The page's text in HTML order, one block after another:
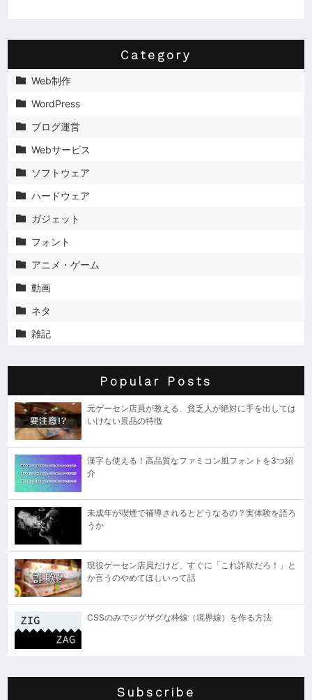
Category
 Web制作
 WordPress
 ブログ運営
 Webサービス
 ソフトウェア
 ハードウェア
 ガジェット
 フォント
 アニメ・ゲーム
 動画
 ネタ
 雑記
Popular Posts
元ゲーセン店員が教える、貧乏人が絶対に手を出しては
いけない景品の特徴
漢字も使える！高品質なファミコン風フォントを3つ紹
介
未成年が喫煙で補導されるとどうなるの？実体験を語ろ
うか
現役ゲーセン店員だけど、すぐに「これ詐欺だろ！」と
か言うのやめてほしいって話
CSSのみでジグザグな枠線（境界線）を作る方法
Subscribe